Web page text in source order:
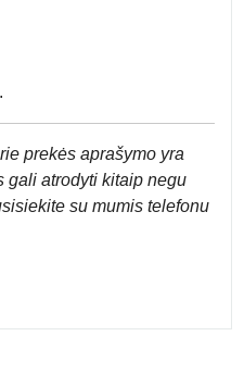
prekės aprašymo yra
gali atrodyti kitaip negu
su mumis telefonu